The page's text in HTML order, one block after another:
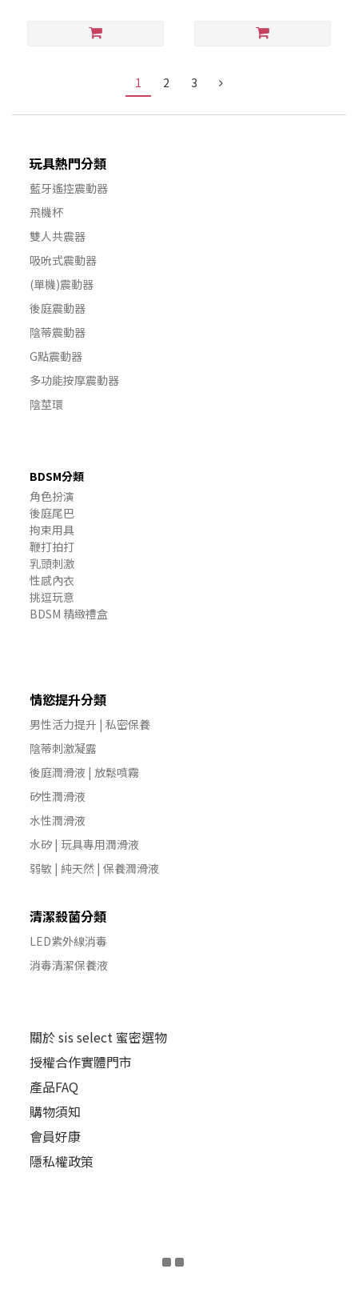
1 2 3
玩具熱門分類
藍牙遙控震動器
飛機杯
雙人共震器
吸吮式震動器
(單機)震動器
後庭震動器
陰蒂震動器
G點震動器
多功能按摩震動器
陰莖環
BDSM分類
角色扮演
後庭尾巴
拘束用具
鞭打拍打
乳頭刺激
性感內衣
挑逗玩意
BDSM 精緻禮盒
情慾提升分類
男性活力提升 | 私密保養
陰蒂刺激凝露
後庭潤滑液 | 放鬆噴霧
矽性潤滑液
水性潤滑液
水矽 | 玩具專用潤滑液
弱敏 | 純天然 | 保養潤滑液
清潔殺菌分類
LED紫外線消毒
消毒清潔保養液
關於 sis select 蜜密選物
授權合作實體門市
產品FAQ
購物須知
會員好康
隱私權政策